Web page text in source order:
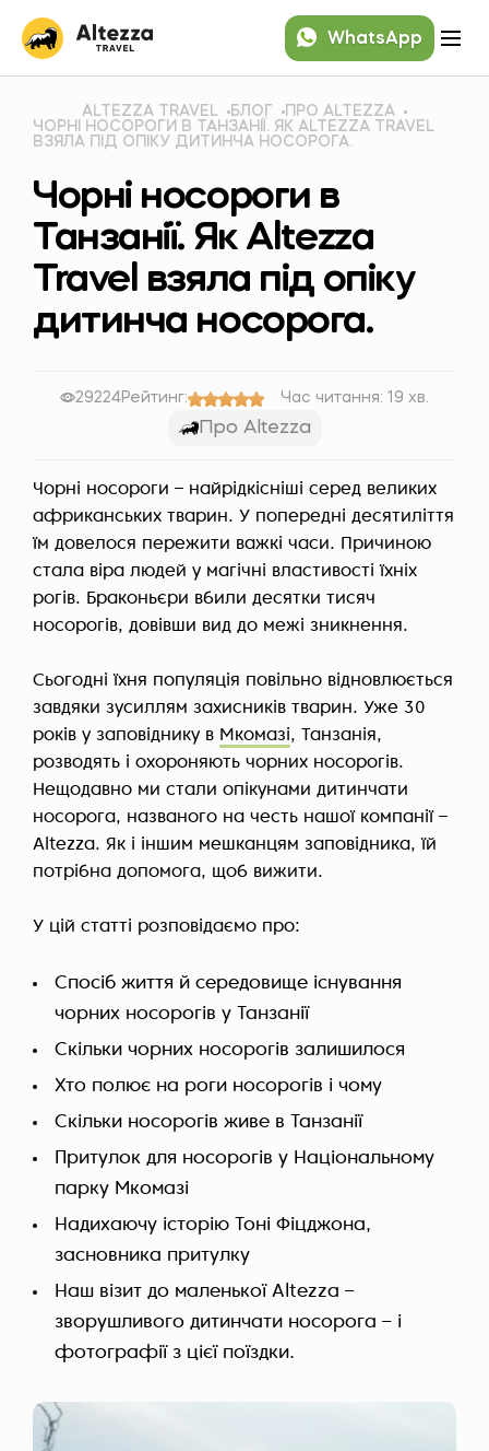
WhatsApp
ALTEZZA TRAVEL БЛОГ
ПРО ALTEZZA
ЧОРНІ НОСОРОГИ В ТАНЗАНІЇ. ЯК ALTEZZA TRAVEL
ВЗЯЛА ПІД ОПІКУ ДИТИНЧА НОСОРОГА.
Чорні носороги в
Танзанії. Як Altezza
Travel взяла під опіку
дитинча носорога.
29224Рейтинг: Час читання: 19 хв.
Про Altezza
Чорні носороги – найрідкісніші серед великих
африканських тварин. У попередні десятиліття
їм довелося пережити важкі часи. Причиною
стала віра людей у магічні властивості їхніх
рогів. Браконьєри вбили десятки тисяч
носорогів, довівши вид до межі зникнення.
Сьогодні їхня популяція повільно відновлюється
завдяки зусиллям захисників тварин. Уже 30
років у заповіднику в Мкомазі, Танзанія,
розводять і охороняють чорних носорогів.
Нещодавно ми стали опікунами дитинчати
носорога, названого на честь нашої компанії –
Altezza. Як і іншим мешканцям заповідника, їй
потрібна допомога, щоб вижити.
У цій статті розповідаємо про:
Спосіб життя й середовище існування
чорних носорогів у Танзанії
Скільки чорних носорогів залишилося
Хто полює на роги носорогів і чому
Скільки носорогів живе в Танзанії
Притулок для носорогів у Національному
парку Мкомазі
Надихаючу історію Тоні Фіцджона,
засновника притулку
Наш візит до маленької Altezza –
зворушливого дитинчати носорога – і
фотографії з цієї поїздки.